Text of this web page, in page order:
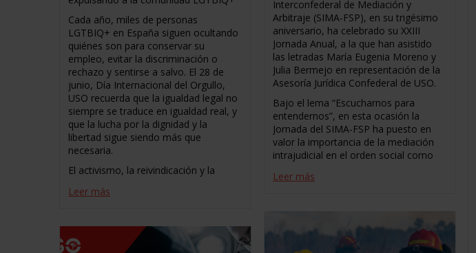
Cada año, miles de personas
LGTBIQ+ en España siguen ocultando
quiénes son para conservar su
empleo, evitar la discriminación o
rechazo y sentirse a salvo. El 28 de
junio, Día Internacional del Orgullo,
USO recuerda que la igualdad legal no
siempre se traduce en igualdad real, y
que la lucha por la dignidad y la
libertad sigue siendo más que
necesaria.
El activismo, la reivindicación y la
Leer más
Interconfederal de Mediación y
Arbitraje (SIMA-FSP), en su trigésimo
aniversario, ha celebrado su XXIII
Jornada Anual, a la que han asistido
las letradas María Eugenia Moreno y
Julia Bermejo en representación de la
Asesoría Jurídica Confederal de USO.
Bajo el lema “Escucharnos para
entendernos”, en esta ocasión la
Jornada del SIMA-FSP ha puesto en
valor la importancia de la mediación
intrajudicial en el orden social como
Leer más